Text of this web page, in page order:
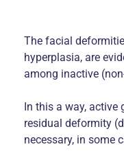
The facial
hyperplasia, are
among inactive
In this a way,
residual deformity
necessary, in some